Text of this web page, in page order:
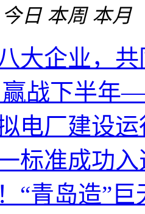
今日 本周 本月
大企业，
战下半年
电厂建设
标准成功
“青岛造”